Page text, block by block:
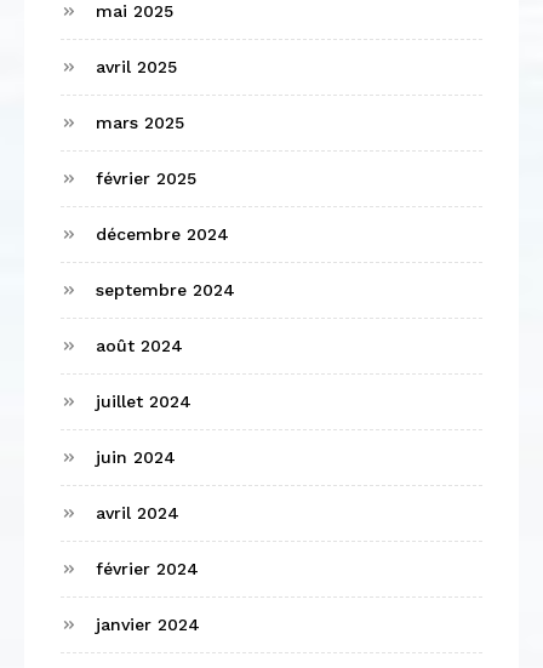
mai 2025
avril 2025
mars 2025
février 2025
décembre 2024
septembre 2024
août 2024
juillet 2024
juin 2024
avril 2024
février 2024
janvier 2024